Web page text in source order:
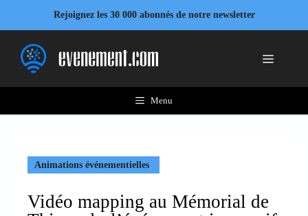
contenu
Rejoignez les 30 000 abonnés de notre newsletter
Menu
Menu
Animations événementielles
Vidéo mapping au Mémorial de